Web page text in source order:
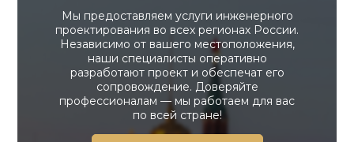
Мы предоставляем услуги инженерного
проектирования во всех регионах России.
Независимо от вашего местоположения,
наши специалисты оперативно
разработают проект и обеспечат его
сопровождение. Доверяйте
профессионалам — мы работаем для вас
по всей стране!